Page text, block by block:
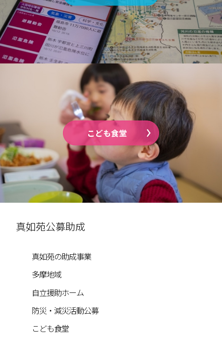
こども食堂
真如苑公募助成
真如苑の助成事業
多摩地域
自立援助ホーム
防災・減災活動公募
こども食堂